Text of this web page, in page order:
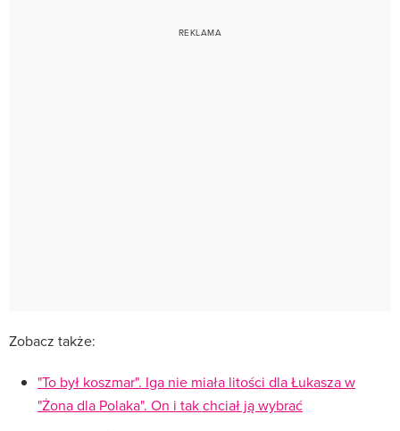
Zobacz także:
"To był koszmar". Iga nie miała litości dla Łukasza w
"Żona dla Polaka". On i tak chciał ją wybrać